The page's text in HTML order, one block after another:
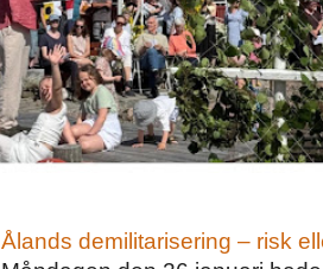
Ålands demilitarisering – risk